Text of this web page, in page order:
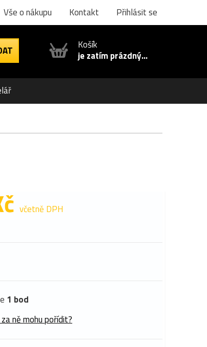
Vše o nákupu Kontakt Přihlásit se
Košík
je zatím prázdný...
včetně DPH
1 bod
ně mohu pořídit?